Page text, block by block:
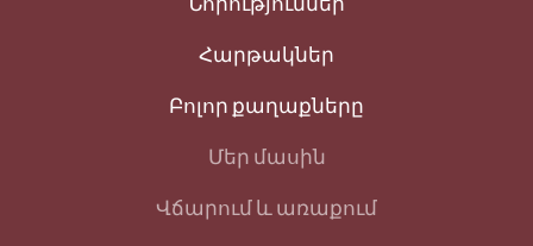
Հարթակներ
Բոլոր քաղաքները
Մեր մասին
Վճարում և առաքում